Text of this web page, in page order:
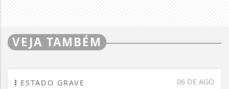
VEJA TAMBÉM
06 DE AGO
ESTADO GRAVE